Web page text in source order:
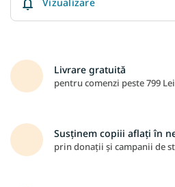
Livrare gratuită
pentru comenzi peste 799 Lei
Susținem copiii aflați în
prin donații și campanii de